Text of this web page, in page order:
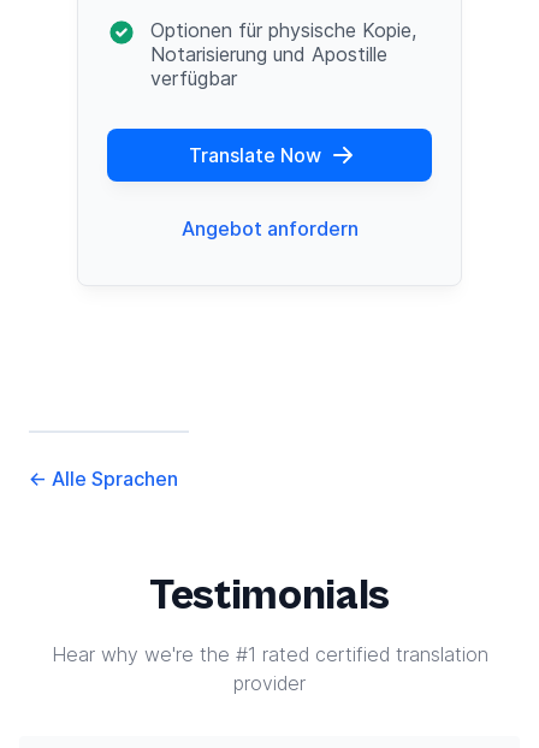
Optionen für physische Kopie,
Notarisierung und Apostille
verfügbar
Translate Now
Angebot anfordern
← Alle Sprachen
Testimonials
Hear why we're the #1 rated certified translation
provider